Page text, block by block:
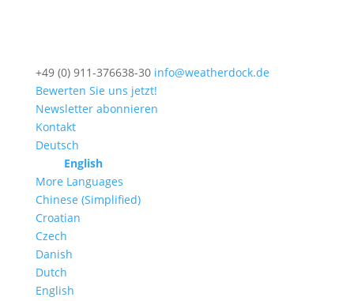
+49 (0) 911-376638-30 info@weatherdock.de
Bewerten Sie uns jetzt!
Newsletter abonnieren
Kontakt
Deutsch
English
More Languages
Chinese (Simplified)
Croatian
Czech
Danish
Dutch
English